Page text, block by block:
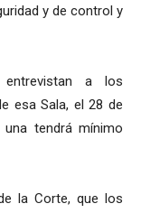
y de control y
a los
esa Sala, el 28 de
tendrá mínimo
la Corte, que los